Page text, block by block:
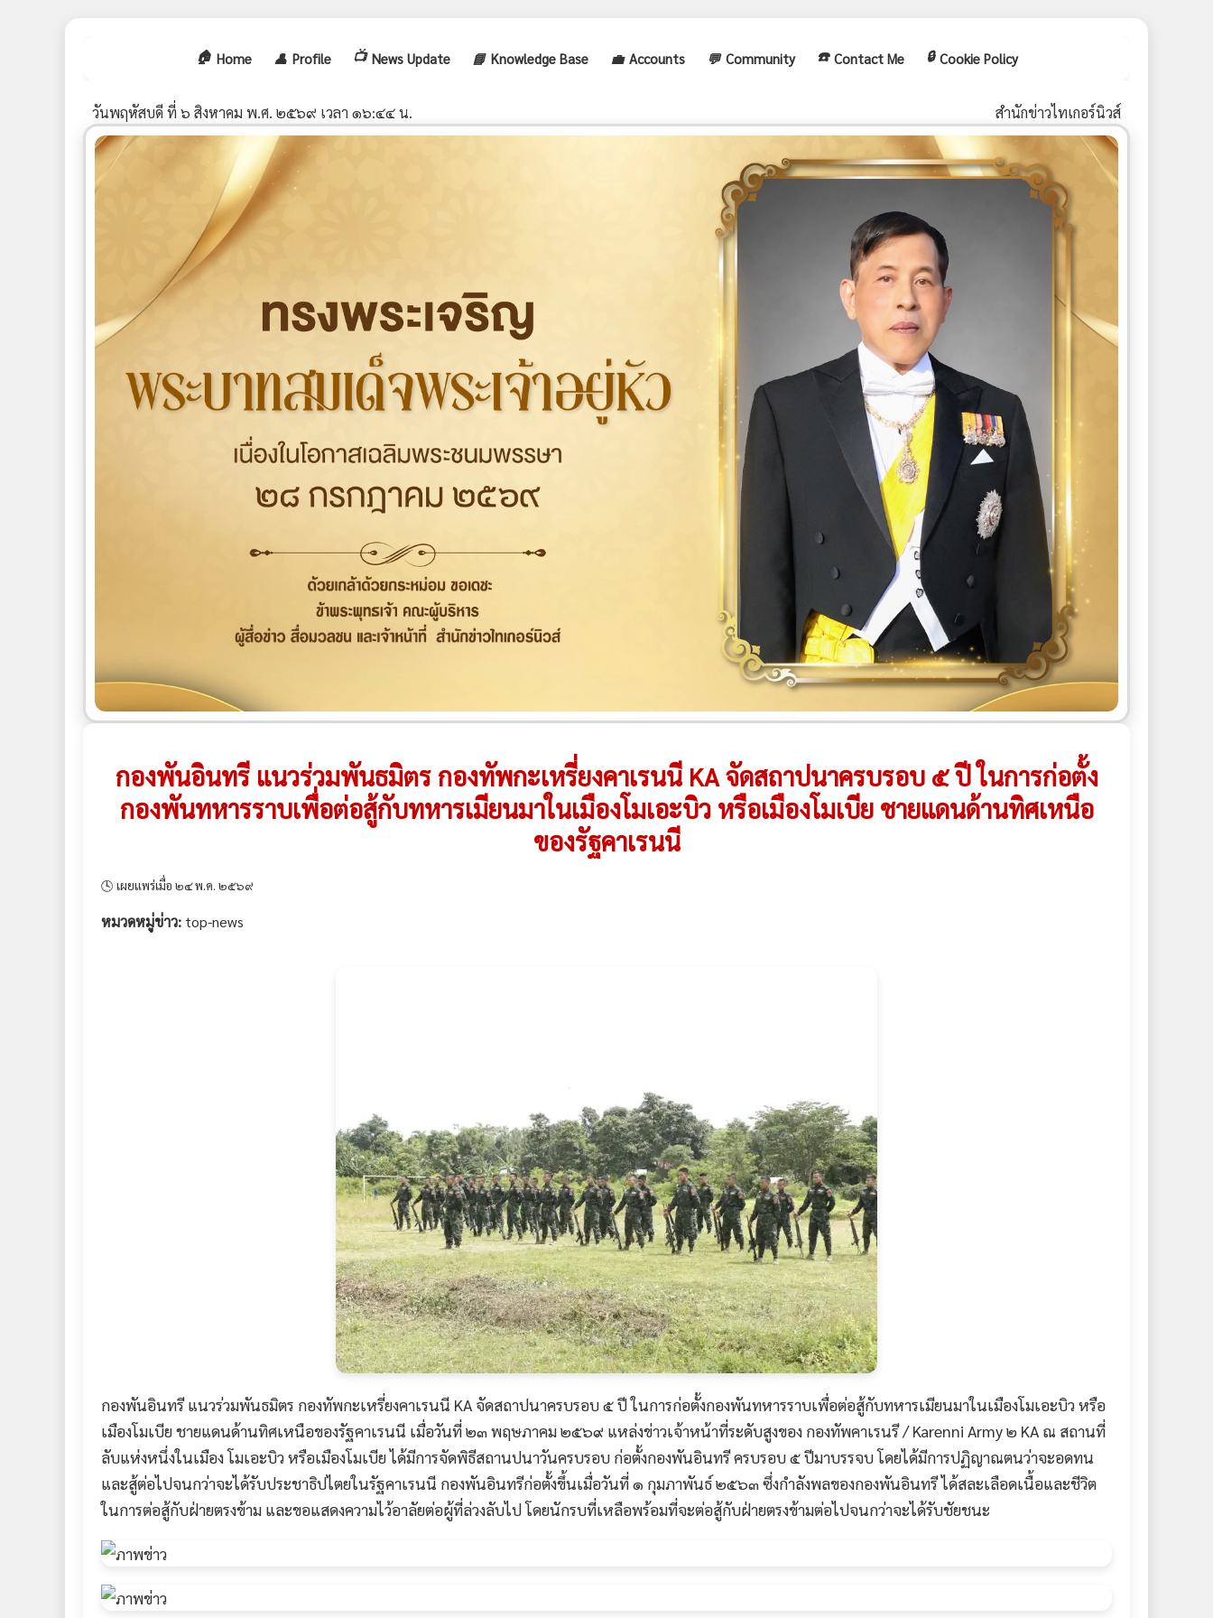
🏠 Home 👤 Profile 📺 News Update 📘 Knowledge Base 💼 Accounts 💬 Community ☎️ Contact Me 🔒 Cookie Policy
วันพฤหัสบดี ที่ ๖ สิงหาคม พ.ศ. ๒๕๖๙ เวลา ๑๖:๔๔ น. สำนักข่าวไทเกอร์นิวส์
กองพันอินทรี แนวร่วมพันธมิตร กองทัพกะเหรี่ยงคาเรนนี KA จัดสถาปนาครบรอบ ๕ ปี ในการก่อตั้ง
กองพันทหารราบเพื่อต่อสู้กับทหารเมียนมาในเมืองโมเอะบิว หรือเมืองโมเบีย ชายแดนด้านทิศเหนือ
ของรัฐคาเรนนี
🕓 เผยแพร่เมื่อ ๒๔ พ.ค. ๒๕๖๙
หมวดหมู่ข่าว: top-news
กองพันอินทรี แนวร่วมพันธมิตร กองทัพกะเหรี่ยงคาเรนนี KA จัดสถาปนาครบรอบ ๕ ปี ในการก่อตั้งกองพันทหารราบเพื่อต่อสู้กับทหารเมียนมาในเมืองโมเอะบิว หรือ
เมืองโมเบีย ชายแดนด้านทิศเหนือของรัฐคาเรนนี เมื่อวันที่ ๒๓ พฤษภาคม ๒๕๖๙ แหล่งข่าวเจ้าหน้าที่ระดับสูงของ กองทัพคาเรนรี / Karenni Army ๒ KA ณ สถานที่
ลับแห่งหนึ่งในเมือง โมเอะบิว หรือเมืองโมเบีย ได้มีการจัดพิธีสถานปนาวันครบรอบ ก่อตั้งกองพันอินทรี ครบรอบ ๕ ปีมาบรรจบ โดยได้มีการปฏิญาณตนว่าจะอดทน
และสู้ต่อไปจนกว่าจะได้รับประชาธิปไตยในรัฐคาเรนนี กองพันอินทรีก่อตั้งขึ้นเมื่อวันที่ ๑ กุมภาพันธ์ ๒๕๖๓ ซึ่งกำลังพลของกองพันอินทรี ได้สละเลือดเนื้อและชีวิต
ในการต่อสู้กับฝ่ายตรงข้าม และขอแสดงความไว้อาลัยต่อผู้ที่ล่วงลับไป โดยนักรบที่เหลือพร้อมที่จะต่อสู้กับฝ่ายตรงข้ามต่อไปจนกว่าจะได้รับชัยชนะ